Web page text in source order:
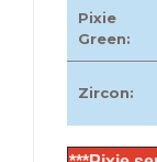
Pixie
Green:
Zircon: